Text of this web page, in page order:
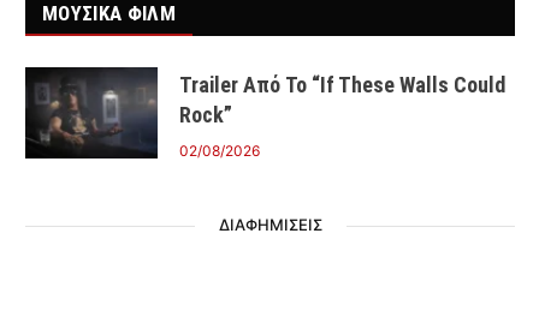
ΜΟΥΣΙΚΑ ΦΙΛΜ
Trailer Από Το “If These Walls Could
Rock”
02/08/2026
ΔΙΑΦΗΜΙΣΕΙΣ